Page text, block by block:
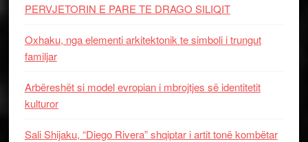
PERVJETORIN E PARE TE DRAGO SILIQIT
Oxhaku, nga elementi arkitektonik te simboli i trungut
familjar
Arbëreshët si model evropian i mbrojtjes së identitetit
kulturor
Sali Shijaku, “Diego Rivera” shqiptar i artit tonë kombëtar